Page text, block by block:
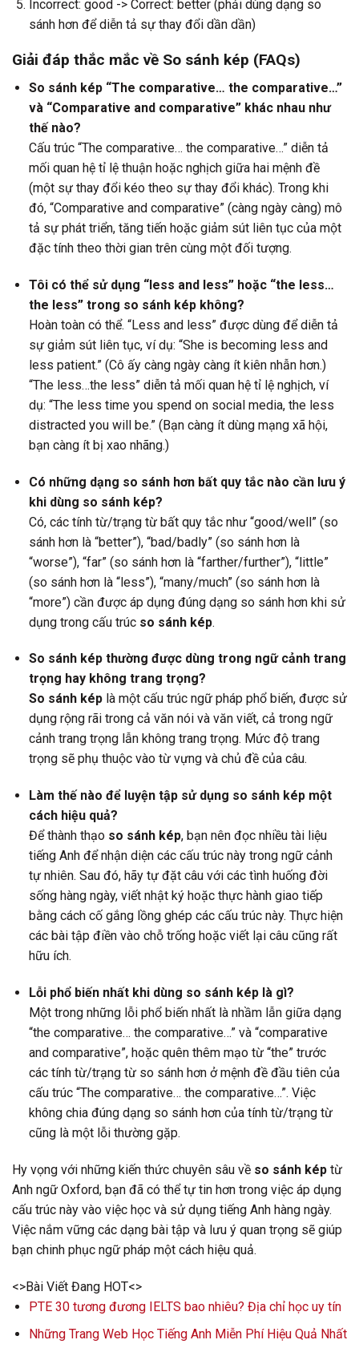
Incorrect: good -> Correct: better (phải dùng dạng so
sánh hơn để diễn tả sự thay đổi dần dần)
Giải đáp thắc mắc về So sánh kép (FAQs)
So sánh kép “The comparative… the comparative…”
và “Comparative and comparative” khác nhau như
thế nào?
Cấu trúc “The comparative… the comparative…” diễn tả
mối quan hệ tỉ lệ thuận hoặc nghịch giữa hai mệnh đề
(một sự thay đổi kéo theo sự thay đổi khác). Trong khi
đó, “Comparative and comparative” (càng ngày càng) mô
tả sự phát triển, tăng tiến hoặc giảm sút liên tục của một
đặc tính theo thời gian trên cùng một đối tượng.
Tôi có thể sử dụng “less and less” hoặc “the less…
the less” trong so sánh kép không?
Hoàn toàn có thể. “Less and less” được dùng để diễn tả
sự giảm sút liên tục, ví dụ: “She is becoming less and
less patient.” (Cô ấy càng ngày càng ít kiên nhẫn hơn.)
“The less…the less” diễn tả mối quan hệ tỉ lệ nghịch, ví
dụ: “The less time you spend on social media, the less
distracted you will be.” (Bạn càng ít dùng mạng xã hội,
bạn càng ít bị xao nhãng.)
Có những dạng so sánh hơn bất quy tắc nào cần lưu ý
khi dùng so sánh kép?
Có, các tính từ/trạng từ bất quy tắc như “good/well” (so
sánh hơn là “better”), “bad/badly” (so sánh hơn là
“worse”), “far” (so sánh hơn là “farther/further”), “little”
(so sánh hơn là “less”), “many/much” (so sánh hơn là
“more”) cần được áp dụng đúng dạng so sánh hơn khi sử
dụng trong cấu trúc so sánh kép.
So sánh kép thường được dùng trong ngữ cảnh trang
trọng hay không trang trọng?
So sánh képlà một cấu trúc ngữ pháp phổ biến, được sử
dụng rộng rãi trong cả văn nói và văn viết, cả trong ngữ
cảnh trang trọng lẫn không trang trọng. Mức độ trang
trọng sẽ phụ thuộc vào từ vựng và chủ đề của câu.
Làm thế nào để luyện tập sử dụng so sánh kép một
cách hiệu quả?
Để thành thạo so sánh kép, bạn nên đọc nhiều tài liệu
tiếng Anh để nhận diện các cấu trúc này trong ngữ cảnh
tự nhiên. Sau đó, hãy tự đặt câu với các tình huống đời
sống hàng ngày, viết nhật ký hoặc thực hành giao tiếp
bằng cách cố gắng lồng ghép các cấu trúc này. Thực hiện
các bài tập điền vào chỗ trống hoặc viết lại câu cũng rất
hữu ích.
Lỗi phổ biến nhất khi dùng so sánh kép là gì?
Một trong những lỗi phổ biến nhất là nhầm lẫn giữa dạng
“the comparative… the comparative…” và “comparative
and comparative”, hoặc quên thêm mạo từ “the” trước
các tính từ/trạng từ so sánh hơn ở mệnh đề đầu tiên của
cấu trúc “The comparative… the comparative…”. Việc
không chia đúng dạng so sánh hơn của tính từ/trạng từ
cũng là một lỗi thường gặp.
Hy vọng với những kiến thức chuyên sâu về so sánh kép từ
Anh ngữ Oxford, bạn đã có thể tự tin hơn trong việc áp dụng
cấu trúc này vào việc học và sử dụng tiếng Anh hàng ngày.
Việc nắm vững các dạng bài tập và lưu ý quan trọng sẽ giúp
bạn chinh phục ngữ pháp một cách hiệu quả.
<>Bài Viết Đang HOT<>
PTE 30 tương đương IELTS bao nhiêu? Địa chỉ học uy tín
Những Trang Web Học Tiếng Anh Miễn Phí Hiệu Quả Nhất